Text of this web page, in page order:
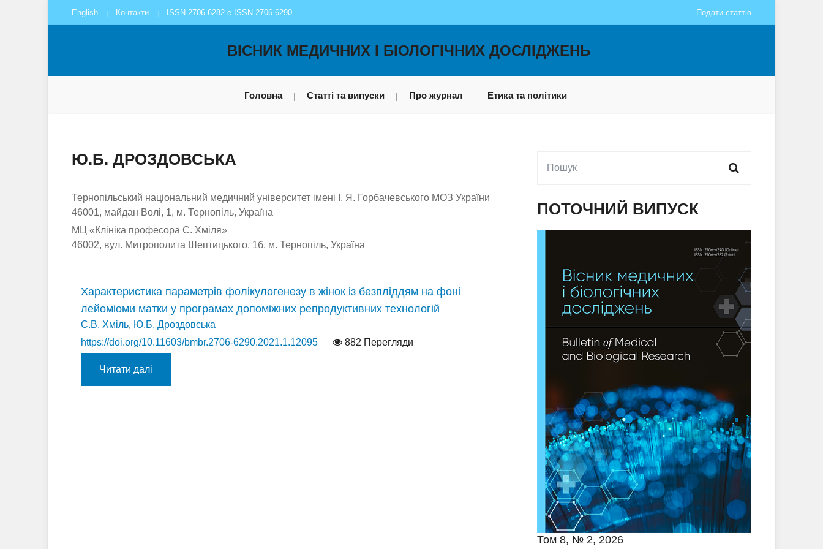
English Контакти ISSN 2706-6282 e-ISSN 2706-6290 Подати статтю
ВІСНИК МЕДИЧНИХ І БІОЛОГІЧНИХ ДОСЛІДЖЕНЬ
Головна Статті та випуски Про журнал Етика та політики
Ю.Б. ДРОЗДОВСЬКА
Тернопільський національний медичний університет імені І. Я. Горбачевського МОЗ України
46001, майдан Волі, 1, м. Тернопіль, Україна
МЦ «Клініка професора С. Хміля»
46002, вул. Митрополита Шептицького, 1б, м. Тернопіль, Україна
Характеристика параметрів фолікулогенезу в жінок із безпліддям на фоні
лейоміоми матки у програмах допоміжних репродуктивних технологій
С.В. Хміль, Ю.Б. Дроздовська
https://doi.org/10.11603/bmbr.2706-6290.2021.1.12095
882 Перегляди
Читати далі
ПОТОЧНИЙ ВИПУСК
Том 8, № 2, 2026